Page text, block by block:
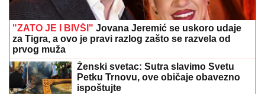
"ZATO JE I BIVŠI" Jovana Jeremić se uskoro udaje
za Tigra, a ovo je pravi razlog zašto se razvela od
prvog muža
Ženski svetac: Sutra slavimo Svetu
Petku Trnovu, ove običaje obavezno
ispoštujte